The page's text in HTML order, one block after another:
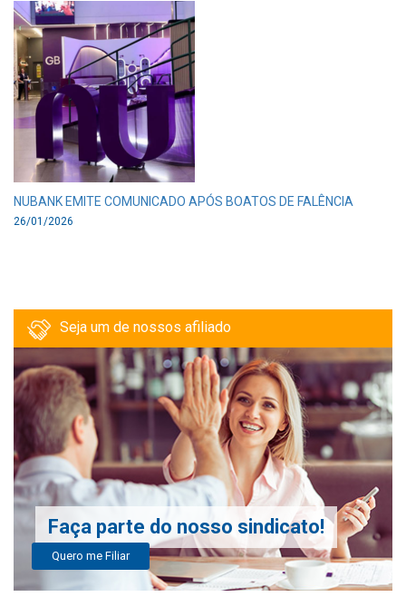
NUBANK EMITE COMUNICADO APÓS BOATOS DE FALÊNCIA
26/01/2026
Seja um de nossos afiliado
Faça parte do nosso sindicato!
Quero me Filiar